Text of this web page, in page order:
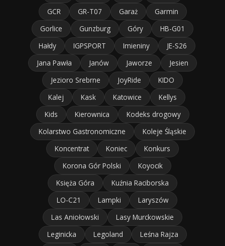
GCR
GR-T07 Garaż
Garmin
Gorlice
Gunzburg Góry
HB-G01
Hałdy
IGPSPORT Imieniny
JE-S26
Jana Pawła
Janów Jaworze
Jesien
Jezioro Srebrne
JoyRide
KIDO
Kalej
Kask Katowice
Kellys
Kids
Kierownica
Kodeks drogowy
Kolarstwo Gastronomiczne
Koleje Śląskie
Koncentrat
Koniec
Konkurs
Korona Gór Polski
Koyocik
Księża Góra
Kuźnia Raciborska
LO-C21
Lampki
Laryszów
Las Aniołowski
Lasy Murckowskie
Leginicka
Legoland
Leśna Rajza